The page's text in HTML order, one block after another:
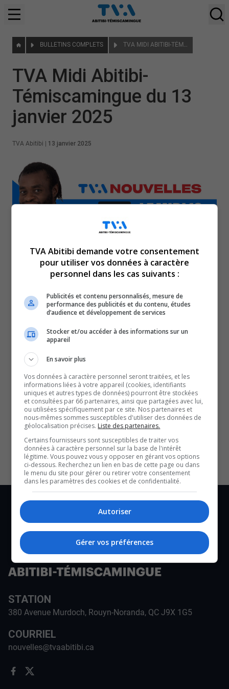
BULLETINS COMPLETS TVA MIDI ABITIBI-TÉMISCAMINGUE DU 13 JANVIER 2025
TVA Midi Abitibi-
Témiscamingue du 13
janvier 2025
TVA Abitibi 13 janvier 2025
En manchettes en ce lundi 13 janvier 2025 :
Le CISSS-AT abolit une quarantaine de ses postes.
Week-end en demi-teinte pour les Huskies et les Foreurs.
QUESTION DU JOUR
Commentaires
SOUTENIR NOS MÉDIAS, C’EST PROTÉGER NOTRE
CULTURE ET NOTRE ÉCONOMIE
STATION
380 Avenue Murdoch, Rouyn-Noranda, QC J9X 1G5
COURRIEL
nouvelles@tvaabitibi.ca
TVA Abitibi demande votre consentement
pour utiliser vos données à caractère
personnel dans les cas suivants :
Publicités et contenu personnalisés, mesure de
performance des publicités et du contenu, études
d’audience et développement de services
Stocker et/ou accéder à des informations sur un
appareil
En savoir plus
Vos données à caractère personnel seront traitées, et les
informations liées à votre appareil (cookies, identifiants
uniques et autres types de données) pourront être stockées
et consultées par 66 partenaires, ainsi que partagées avec lui,
ou utilisées spécifiquement par ce site. Nos partenaires et
nous-mêmes sommes susceptibles d'utiliser des données de
géolocalisation précises. Liste des partenaires.
Certains fournisseurs sont susceptibles de traiter vos
données à caractère personnel sur la base de l'intérêt
légitime. Vous pouvez vous y opposer en gérant vos options
ci-dessous. Recherchez un lien en bas de cette page ou dans
le menu du site pour gérer ou retirer votre consentement
dans les paramètres des cookies et de confidentialité.
Autoriser
Gérer vos préférences